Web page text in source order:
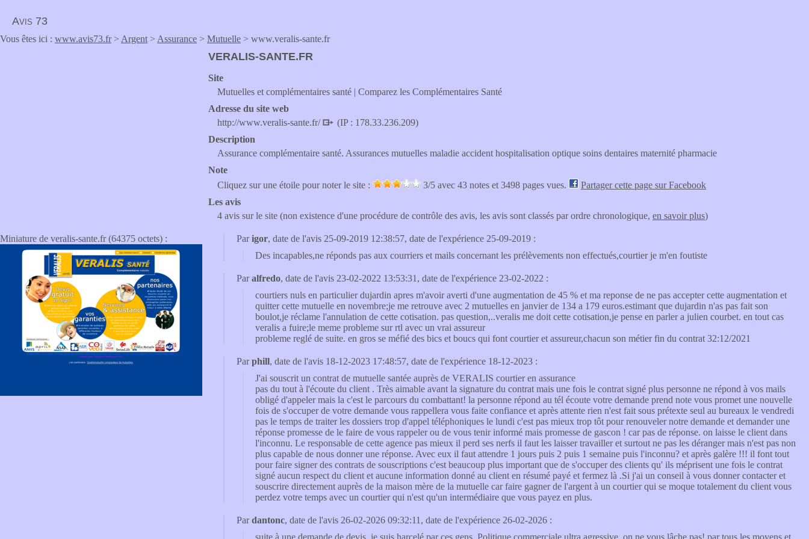
Avis 73
Vous êtes ici : www.avis73.fr> Argent > Assurance > Mutuelle > www.veralis-sante.fr
Miniature de veralis-sante.fr (64375 octets) :
VERALIS-SANTE.FR
Site
Mutuelles et complémentaires santé | Comparez les Complémentaires Santé
Adresse du site web
http://www.veralis-sante.fr/
(IP : 178.33.236.209)
Description
Assurance complémentaire santé. Assurances mutuelles maladie accident hospitalisation optique soins dentaires maternité pharmacie
Note
Cliquez sur une étoile pour noter le site :
3/5 avec 43 notes et 3498 pages vues.
Partager cette page sur Facebook
Les avis
4 avis sur le site (non existence d'une procédure de contrôle des avis, les avis sont classés par ordre chronologique, en savoir plus)
Parigor, date de l'avis 25-09-2019 12:38:57, date de l'expérience 25-09-2019 :
Des incapables,ne réponds pas aux courriers et mails concernant les prélèvements non effectués,courtier je m'en foutiste
Paralfredo, date de l'avis 23-02-2022 13:53:31, date de l'expérience 23-02-2022 :
courtiers nuls en particulier dujardin apres m'avoir averti d'une augmentation de 45 % et ma reponse de ne pas accepter cette augmentation et
quitter cette mutuelle en novembre;je me retrouve avec 2 mutuelles en janvier de 134 a 179 euros.estimant que dujardin n'as pas fait son
boulot,je réclame l'annulation de cette cotisation. pas question,..veralis me doit cette cotisation,je pense en parler a julien courbet. en tout cas
veralis a fuire;le meme probleme sur rtl avec un vrai assureur
probleme reglé de suite. en gros se méfié des bics et boucs qui font courtier et assureur,chacun son métier fin du contrat 32:12/2021
Parphill, date de l'avis 18-12-2023 17:48:57, date de l'expérience 18-12-2023 :
J'ai souscrit un contrat de mutuelle santée auprès de VERALIS courtier en assurance
pas du tout à l'écoute du client . Très aimable avant la signature du contrat mais une fois le contrat signé plus personne ne répond à vos mails
obligé d'appeler mais la c'est le parcours du combattant! la personne répond au tél écoute votre demande prend note vous promet une nouvelle
fois de s'occuper de votre demande vous rappellera vous faite confiance et après attente rien n'est fait sous prétexte seul au bureaux le vendredi
pas le temps de traiter les dossiers trop d'appel téléphoniques le lundi c'est pas mieux trop tôt pour renouveler notre demande et demander une
réponse promesse de le faire de vous rappeler ou de vous tenir informé mais promesse de gascon ! car pas de réponse. on laisse le client dans
l'inconnu. Le responsable de cette agence pas mieux il perd ses nerfs il faut les laisser travailler et surtout ne pas les déranger mais n'est pas non
plus capable de nous donner une réponse. Avec eux il faut attendre 1 jours puis 2 puis 1 semaine puis l'inconnu? et après galère !!! il font tout
pour faire signer des contrats de souscriptions c'est beaucoup plus important que de s'occuper des clients qu' ils méprisent une fois le contrat
signé aucun respect du client et aucune information donné au client en résumé payé et fermez là .Si j'ai un conseil à vous donner contacter et
souscrire directement auprès de la maison mère de la mutuelle car faire gagner de l'argent à un courtier qui se moque totalement du client vous
perdez votre temps avec un courtier qui n'est qu'un intermédiaire que vous payez en plus.
Pardantonc, date de l'avis 26-02-2026 09:32:11, date de l'expérience 26-02-2026 :
suite à une demande de devis, je suis harcelé par ces gens. Politique commerciale ultra agressive, on ne vous lâche pas! par tous les moyens et